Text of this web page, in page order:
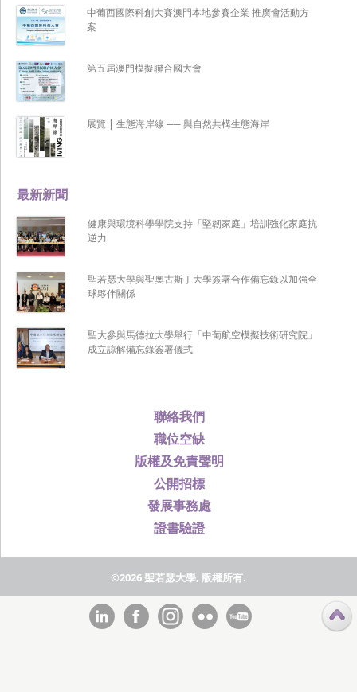
聯絡我們
職位空缺
版權及免責聲明
公開招標
發展事務處
證書驗證
最新新聞
健康與環境科學學院支持「堅韌家庭」培訓強化家庭抗
逆力
聖若瑟大學與聖奧古斯丁大學簽署合作備忘錄以加強全
球夥伴關係
聖大參與馬德拉大學舉行「中葡航空模擬技術研究院」
成立諒解備忘錄簽署儀式
中葡西國際科創大賽澳門本地參賽企業 推廣會活動方
案
第五屆澳門模擬聯合國大會
展覽 | 生態海岸線 ── 與自然共構生態海岸
©2026 聖若瑟大學, 版權所有.